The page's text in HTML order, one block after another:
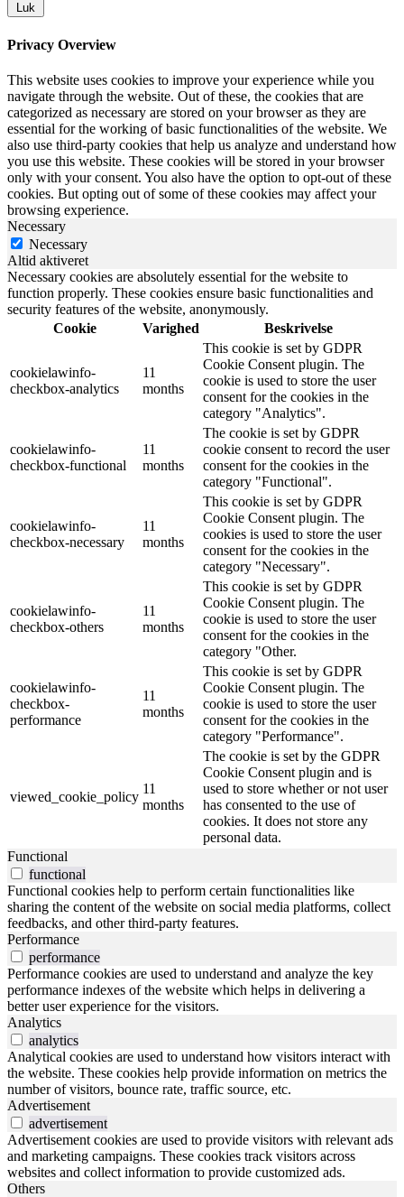
Luk
Privacy Overview
This website uses cookies to improve your experience while you
navigate through the website. Out of these, the cookies that are
categorized as necessary are stored on your browser as they are
essential for the working of basic functionalities of the website. We
also use third-party cookies that help us analyze and understand how
you use this website. These cookies will be stored in your browser
only with your consent. You also have the option to opt-out of these
cookies. But opting out of some of these cookies may affect your
browsing experience.
Necessary
Necessary
Altid aktiveret
Necessary cookies are absolutely essential for the website to
function properly. These cookies ensure basic functionalities and
security features of the website, anonymously.
Cookie
Varighed Beskrivelse
cookielawinfo-
checkbox-analytics
11
months
This cookie is set by GDPR
Cookie Consent plugin. The
cookie is used to store the user
consent for the cookies in the
category "Analytics".
cookielawinfo-
checkbox-functional
11
months
The cookie is set by GDPR
cookie consent to record the user
consent for the cookies in the
category "Functional".
cookielawinfo-
checkbox-necessary
11
months
This cookie is set by GDPR
Cookie Consent plugin. The
cookies is used to store the user
consent for the cookies in the
category "Necessary".
cookielawinfo-
checkbox-others
11
months
This cookie is set by GDPR
Cookie Consent plugin. The
cookie is used to store the user
consent for the cookies in the
category "Other.
cookielawinfo-
checkbox-
performance
11
months
This cookie is set by GDPR
Cookie Consent plugin. The
cookie is used to store the user
consent for the cookies in the
category "Performance".
viewed_cookie_policy
11
months
The cookie is set by the GDPR
Cookie Consent plugin and is
used to store whether or not user
has consented to the use of
cookies. It does not store any
personal data.
Functional
functional
Functional cookies help to perform certain functionalities like
sharing the content of the website on social media platforms, collect
feedbacks, and other third-party features.
Performance
performance
Performance cookies are used to understand and analyze the key
performance indexes of the website which helps in delivering a
better user experience for the visitors.
Analytics
analytics
Analytical cookies are used to understand how visitors interact with
the website. These cookies help provide information on metrics the
number of visitors, bounce rate, traffic source, etc.
Advertisement
advertisement
Advertisement cookies are used to provide visitors with relevant ads
and marketing campaigns. These cookies track visitors across
websites and collect information to provide customized ads.
Others